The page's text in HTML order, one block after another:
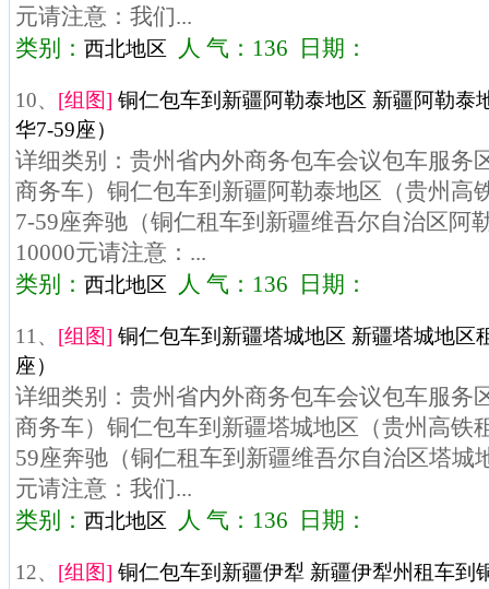
元请注意：我们...
类别： 西北地区 人 气：136 日期：
10、 [组图] 铜仁包车到新疆阿勒泰地区 新疆阿勒泰
华7-59座）
详细类别：贵州省内外商务包车会议包车服务
商务车）铜仁包车到新疆阿勒泰地区（贵州高
7-59座奔驰（铜仁租车到新疆维吾尔自治区阿
10000元请注意：...
类别： 西北地区 人 气：136 日期：
11、 [组图] 铜仁包车到新疆塔城地区 新疆塔城地区
座）
详细类别：贵州省内外商务包车会议包车服务
商务车）铜仁包车到新疆塔城地区（贵州高铁
59座奔驰（铜仁租车到新疆维吾尔自治区塔城
元请注意：我们...
类别： 西北地区 人 气：136 日期：
12、 [组图] 铜仁包车到新疆伊犁 新疆伊犁州租车到